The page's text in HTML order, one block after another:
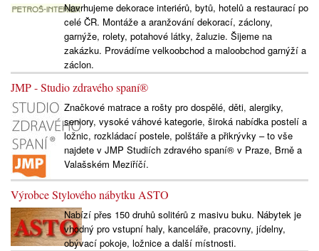
Navrhujeme dekorace interiérů, bytů, hotelů a restaurací po
celé ČR. Montáže a aranžování dekorací, záclony,
garnýže, rolety, potahové látky, žaluzie. Šijeme na
zakázku. Provádíme velkoobchod a maloobchod garnýží a
záclon.
JMP - Studio zdravého spaní®
Značkové matrace a rošty pro dospělé, děti, alergiky,
seniory, vysoké váhové kategorie, široká nabídka postelí a
ložnic, rozkládací postele, polštáře a přikrývky – to vše
najdete v JMP Studiích zdravého spaní® v Praze, Brně a
Valašském Meziříčí.
Výrobce Stylového nábytku ASTO
Nabízí přes 150 druhů solitérů z masivu buku. Nábytek je
vhodný pro vstupní haly, kanceláře, pracovny, jídelny,
obývací pokoje, ložnice a další místnosti.